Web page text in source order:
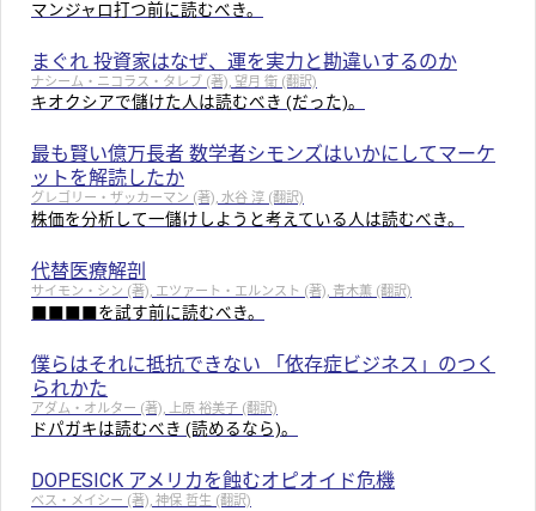
マンジャロ打つ前に読むべき。
まぐれ 投資家はなぜ、運を実力と勘違いするのか
ナシーム・ニコラス・タレブ (著), 望月 衛 (翻訳)
キオクシアで儲けた人は読むべき (だった)。
最も賢い億万長者 数学者シモンズはいかにしてマーケ
ットを解読したか
グレゴリー・ザッカーマン (著), 水谷 淳 (翻訳)
株価を分析して一儲けしようと考えている人は読むべき。
代替医療解剖
サイモン・シン (著), エツァート・エルンスト (著), 青木薫 (翻訳)
■■■■を試す前に読むべき。
僕らはそれに抵抗できない 「依存症ビジネス」のつく
られかた
アダム・オルター (著), 上原 裕美子 (翻訳)
ドパガキは読むべき (読めるなら)。
DOPESICK アメリカを蝕むオピオイド危機
ベス・メイシー (著), 神保 哲生 (翻訳)